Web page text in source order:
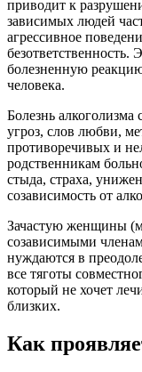
приводит к
зависимых людей
агрессивное
болезненную
человека.
Болезнь алкоголизма
угроз, слов любви,
противоречивых и
родственникам
стыда, страха,
созависимость от
Зачастую женщины
созависимыми
нуждаются в
все тяготы
который не хочет
близких.
Как